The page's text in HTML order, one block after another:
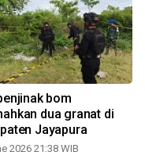
bom
dua granat di
Jayapura
2026 21:38 WIB